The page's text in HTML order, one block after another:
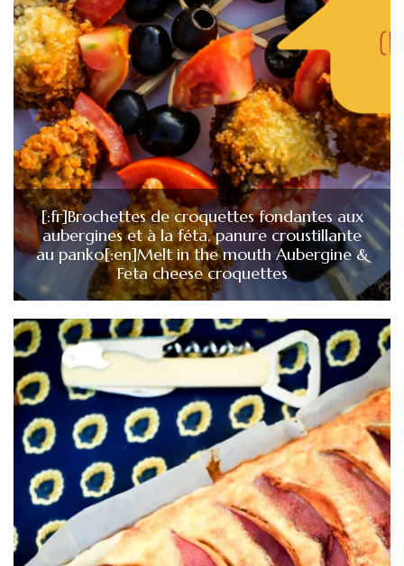
[:fr]Brochettes de croquettes fondantes aux
aubergines et à la féta, panure croustillante
au panko[:en]Melt in the mouth Aubergine &
Feta cheese croquettes